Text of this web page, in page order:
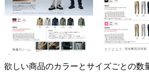
欲しい商品のカラーとサイズごとの数